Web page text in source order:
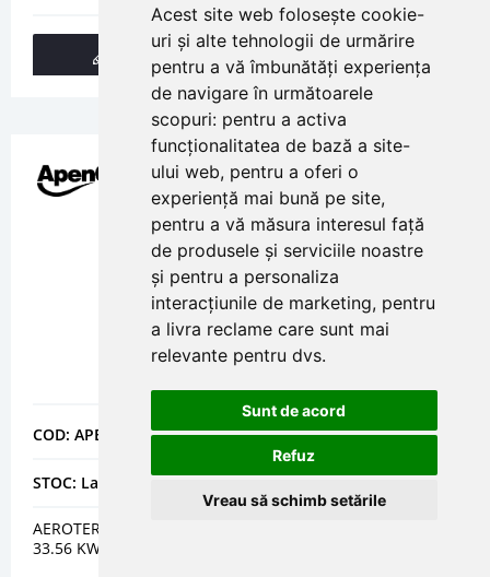
Acest site web folosește cookie-
uri și alte tehnologii de urmărire
pentru a vă îmbunătăți experiența
de navigare în următoarele
scopuri: pentru a activa
funcționalitatea de bază a site-
ului web, pentru a oferi o
experiență mai bună pe site,
pentru a vă măsura interesul față
de produsele și serviciile noastre
și pentru a personaliza
interacțiunile de marketing, pentru
a livra reclame care sunt mai
relevante pentru dvs.
Sunt de acord
Refuz
Vreau să schimb setările
COD: APELK034
STOC: La comanda
AEROTERMA GAZ MODULANTA- APEN GROUP LK 034 -
33.56 KW